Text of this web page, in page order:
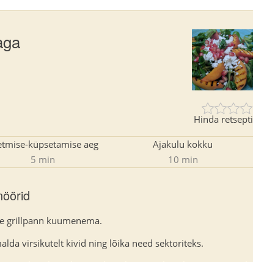
Hinda retsepti
küpsetamise aeg
5 min
Ajakulu kokku
10 min
grillpann kuumenema.
virsikutelt kivid ning lõika need sektoriteks.